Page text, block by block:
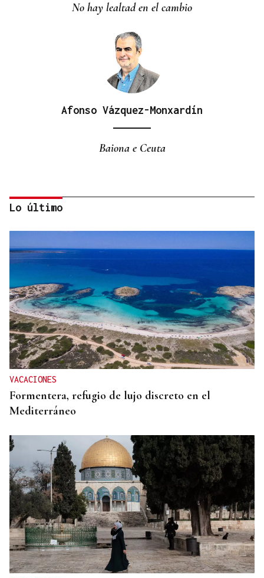
No hay lealtad en el cambio
Afonso Vázquez-Monxardín
Baiona e Ceuta
José María Eguileta Franco
DIARIOS DO PASADO
Eclipse solar gravado nun dolmen irlandés?
Lo último
VACACIONES
Formentera, refugio de lujo discreto en el
Mediterráneo